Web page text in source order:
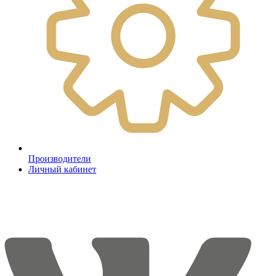
Производители
Личный кабинет